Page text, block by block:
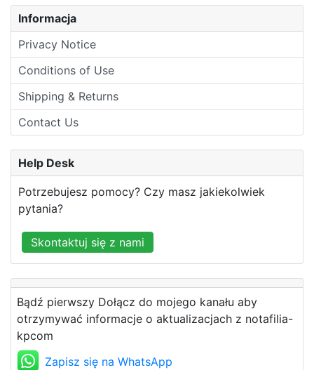
Informacja
Privacy Notice
Conditions of Use
Shipping & Returns
Contact Us
Help Desk
Potrzebujesz pomocy? Czy masz jakiekolwiek
pytania?
Skontaktuj się z nami
Bądź pierwszy Dołącz do mojego kanału aby
otrzymywać informacje o aktualizacjach z notafilia-
kpcom
Zapisz się na WhatsApp